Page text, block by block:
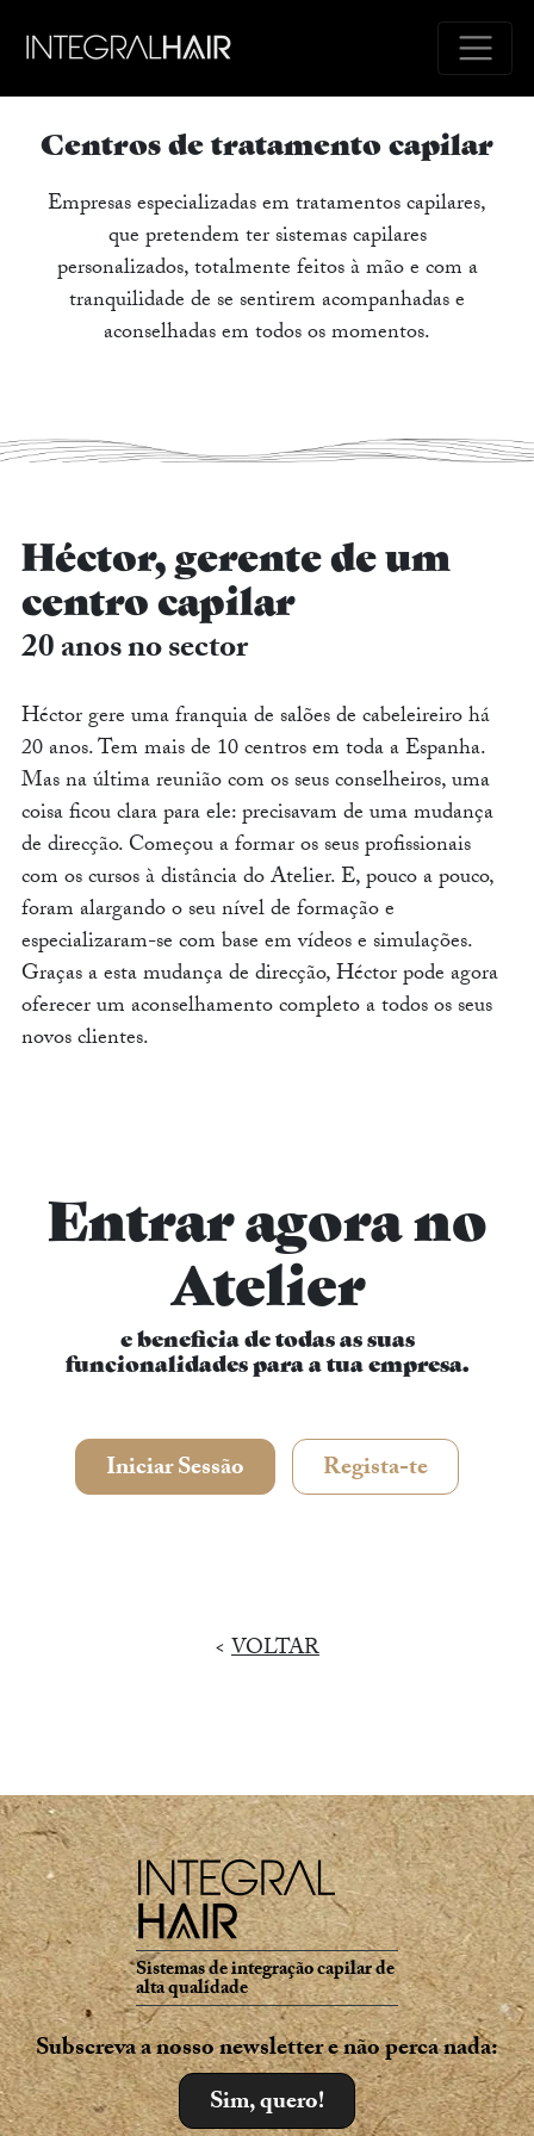
Centros de tratamento capilar
Empresas especializadas em tratamentos capilares,
que pretendem ter sistemas capilares
personalizados, totalmente feitos à mão e com a
tranquilidade de se sentirem acompanhadas e
aconselhadas em todos os momentos.
Héctor, gerente de um
centro capilar
20 anos no sector
Héctor gere uma franquia de salões de cabeleireiro há
20 anos. Tem mais de 10 centros em toda a Espanha.
Mas na última reunião com os seus conselheiros, uma
coisa ficou clara para ele: precisavam de uma mudança
de direcção. Começou a formar os seus profissionais
com os cursos à distância do Atelier. E, pouco a pouco,
foram alargando o seu nível de formação e
especializaram-se com base em vídeos e simulações.
Graças a esta mudança de direcção, Héctor pode agora
oferecer um aconselhamento completo a todos os seus
novos clientes.
Entrar agora no
Atelier
e beneficia de todas as suas
funcionalidades para a tua empresa.
Iniciar Sessão Regista-te
<VOLTAR
Sistemas de integração capilar de
alta qualidade
Subscreva a nosso newsletter e não perca nada:
Sim, quero!